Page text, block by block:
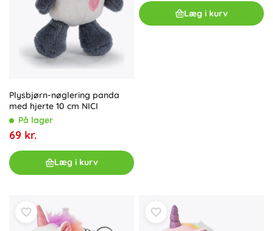
Plysbjørn-nøglering panda
med hjerte 10 cm NICI
På lager
69 kr.
Læg i kurv
Læg i kurv